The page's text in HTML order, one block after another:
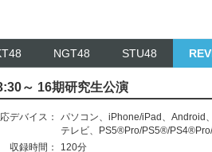
NGT48 STU48
～ 16期研究生公演
デバイス： パソコン、 iPhone/iPad 、 Android 、
テレビ、
PS5®Pro/PS5®/
収録時間：
120分